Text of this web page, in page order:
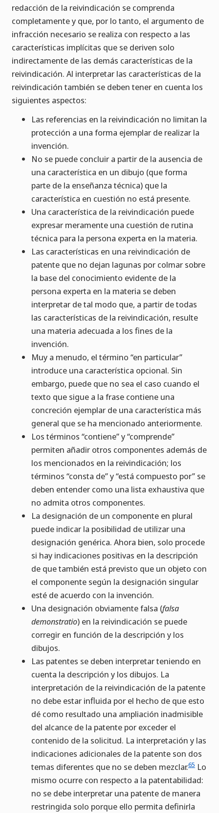
redacción de la reivindicación se comprenda
completamente y que, por lo tanto, el argumento de
infracción necesario se realiza con respecto a las
características implícitas que se deriven solo
indirectamente de las demás características de la
reivindicación. Al interpretar las características de la
reivindicación también se deben tener en cuenta los
siguientes aspectos:
Las referencias en la reivindicación no limitan la
protección a una forma ejemplar de realizar la
invención.
No se puede concluir a partir de la ausencia de
una característica en un dibujo (que forma
parte de la enseñanza técnica) que la
característica en cuestión no está presente.
Una característica de la reivindicación puede
expresar meramente una cuestión de rutina
técnica para la persona experta en la materia.
Las características en una reivindicación de
patente que no dejan lagunas por colmar sobre
la base del conocimiento evidente de la
persona experta en la materia se deben
interpretar de tal modo que, a partir de todas
las características de la reivindicación, resulte
una materia adecuada a los fines de la
invención.
Muy a menudo, el término “en particular”
introduce una característica opcional. Sin
embargo, puede que no sea el caso cuando el
texto que sigue a la frase contiene una
concreción ejemplar de una característica más
general que se ha mencionado anteriormente.
Los términos “contiene” y “comprende”
permiten añadir otros componentes además de
los mencionados en la reivindicación; los
términos “consta de” y “está compuesto por” se
deben entender como una lista exhaustiva que
no admita otros componentes.
La designación de un componente en plural
puede indicar la posibilidad de utilizar una
designación genérica. Ahora bien, solo procede
si hay indicaciones positivas en la descripción
de que también está previsto que un objeto con
el componente según la designación singular
esté de acuerdo con la invención.
Una designación obviamente falsa (falsa
demonstratio) en la reivindicación se puede
corregir en función de la descripción y los
dibujos.
Las patentes se deben interpretar teniendo en
cuenta la descripción y los dibujos. La
interpretación de la reivindicación de la patente
no debe estar influida por el hecho de que esto
dé como resultado una ampliación inadmisible
del alcance de la patente por exceder el
contenido de la solicitud. La interpretación y las
indicaciones adicionales de la patente son dos
temas diferentes que no se deben mezclar.65 Lo
mismo ocurre con respecto a la patentabilidad:
no se debe interpretar una patente de manera
restringida solo porque ello permita definirla